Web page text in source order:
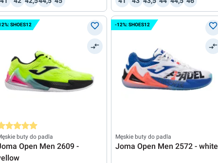
SHOES12
ocena 5 z 5 gwiazdek
buty do padla
Open Men 2609 -
-12%: SHOES12
Męskie buty do padla
Joma Open Men 2572 - white